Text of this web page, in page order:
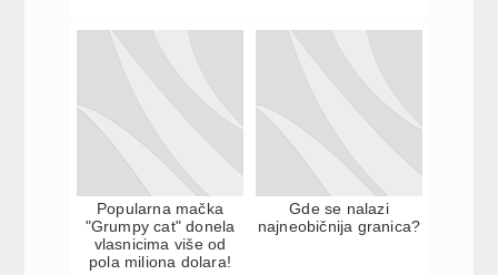
Popularna mačka
"Grumpy cat" donela
vlasnicima više od
pola miliona dolara!
Gde se nalazi
najneobičnija granica?